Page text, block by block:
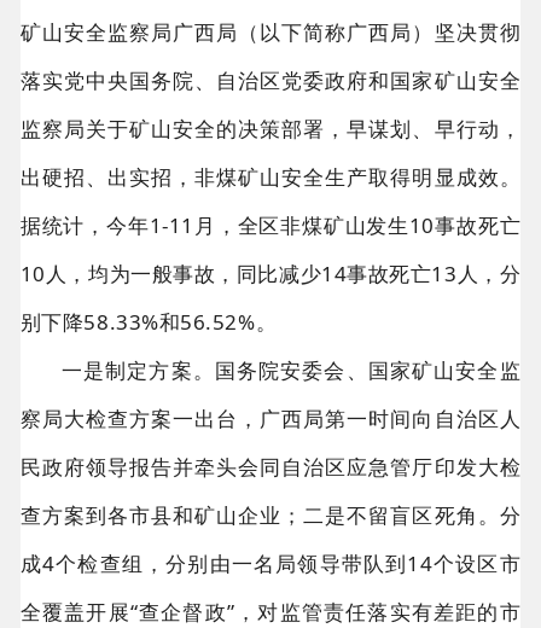
矿山安全监察局广西局（以下简称广西局）坚决贯彻
落实党中央国务院、自治区党委政府和国家矿山安全
监察局关于矿山安全的决策部署，早谋划、早行动，
出硬招、出实招，非煤矿山安全生产取得明显成效。
据统计，今年1-11月，全区非煤矿山发生10事故死亡
10人，均为一般事故，同比减少14事故死亡13人，分
别下降58.33%和56.52%。
一是制定方案。国务院安委会、国家矿山安全监
察局大检查方案一出台，广西局第一时间向自治区人
民政府领导报告并牵头会同自治区应急管厅印发大检
查方案到各市县和矿山企业；二是不留盲区死角。分
成4个检查组，分别由一名局领导带队到14个设区市
全覆盖开展“查企督政”，对监管责任落实有差距的市